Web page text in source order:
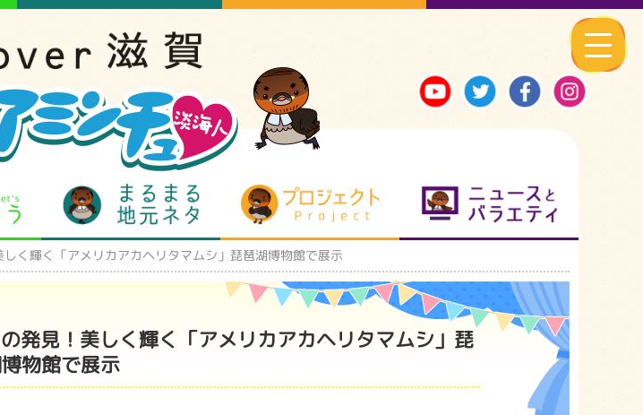
仲間になろう まるまる地元ネタ プロジェクト
く輝く「アメリカアカヘリタマムシ」琵琶湖博物館で展示
発見！美しく輝く「アメリカアカヘリタマムシ」琵
物館で展示